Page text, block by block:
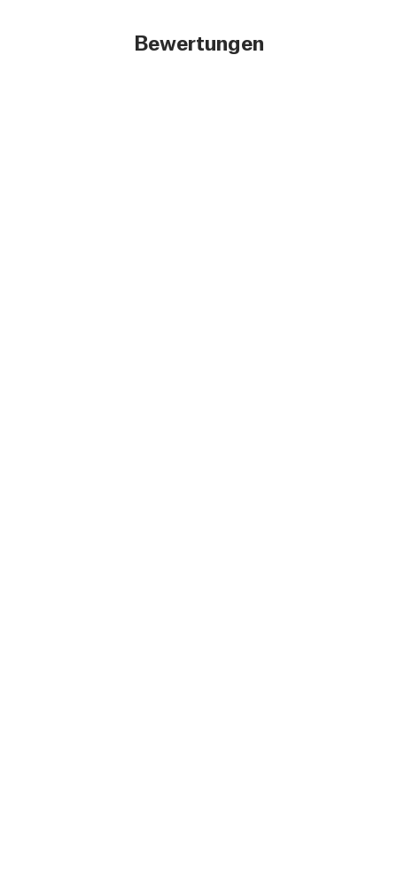
Bewertungen